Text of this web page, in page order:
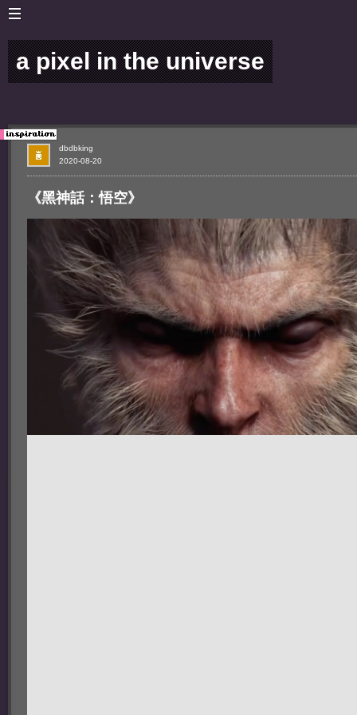
a pixel in the universe
《黑神話：悟空》
2020-08-20
dbdbking